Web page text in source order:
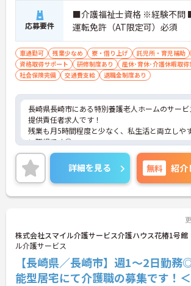
応募要件
■介護福祉士資格 ※経験不問
運転免許（AT限定可）必須
車通勤可 残業少なめ 寮・借り上げ 託児所・育児補助
資格取得サポート
研修制度あり
産休･育休･介護休暇取得
社会保険完備
交通費支給 退職金制度あり
長崎県長崎市にある特別養護老人ホームのサービ
提供責任者求人です！
残業も月5時間程度と少なく、私生活と両立しや
い職場です◎
ご興味ある方には、面接対策ポイントなど、詳細
お話しいたしますのでお気軽にご相談ください。
詳細を見る 無料 紹介
株式会社スマイル介護サービス介護ハウス花椿1号館
ル介護サービス
【長崎県／長崎市】週1～2日勤
能型居宅にて介護職の募集です！